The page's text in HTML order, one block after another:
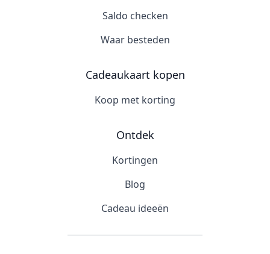
Saldo checken
Waar besteden
Cadeaukaart kopen
Koop met korting
Ontdek
Kortingen
Blog
Cadeau ideeën